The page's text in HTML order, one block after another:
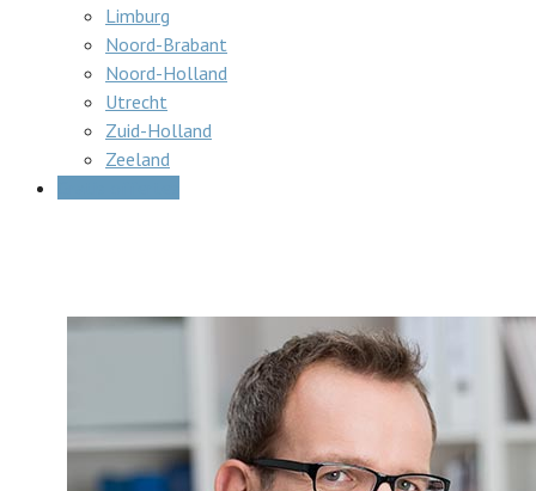
Limburg
Noord-Brabant
Noord-Holland
Utrecht
Zuid-Holland
Zeeland